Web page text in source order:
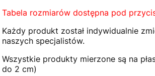
Tabela rozmiarów dostępna pod
Każdy produkt został indywidualnie
naszych specjalistów.
Wszystkie produkty mierzone są na
do 2 cm)